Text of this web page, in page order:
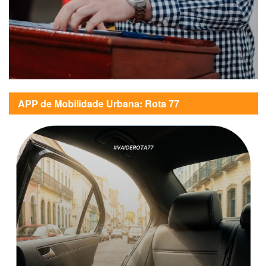
APP de Mobilidade Urbana: Rota 77